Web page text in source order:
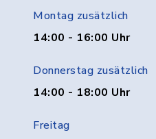
Montag zusätzlich
14:00 - 16:00 Uhr
Donnerstag zusätzlich
14:00 - 18:00 Uhr
Freitag